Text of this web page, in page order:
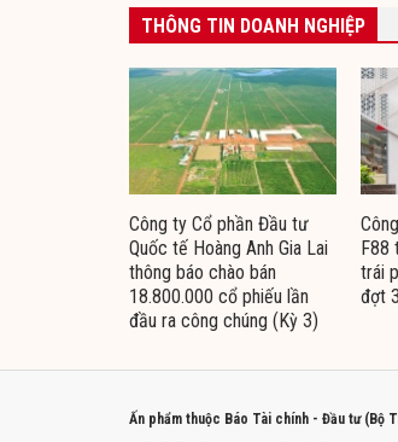
THÔNG TIN DOANH NGHIỆP
Công ty Cổ phần Đầu tư
Quốc tế Hoàng Anh Gia Lai
thông báo chào bán
18.800.000 cổ phiếu lần
đầu ra công chúng (Kỳ 3)
F88
trái
đợt
Ấn phẩm thuộc Báo Tài chính - Đầu tư (Bộ